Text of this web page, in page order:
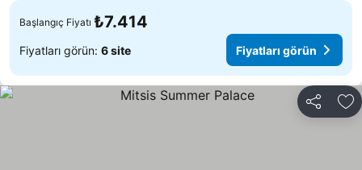
Başlangıç Fiyatı ₺7.414
Fiyatları görün: 6 site Fiyatları görün
Paylaş